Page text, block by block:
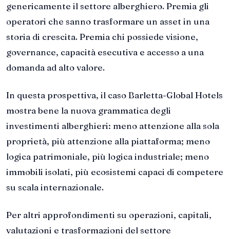
genericamente il settore alberghiero. Premia gli
operatori che sanno trasformare un asset in una
storia di crescita. Premia chi possiede visione,
governance, capacità esecutiva e accesso a una
domanda ad alto valore.
In questa prospettiva, il caso Barletta-Global Hotels
mostra bene la nuova grammatica degli
investimenti alberghieri: meno attenzione alla sola
proprietà, più attenzione alla piattaforma; meno
logica patrimoniale, più logica industriale; meno
immobili isolati, più ecosistemi capaci di competere
su scala internazionale.
Per altri approfondimenti su operazioni, capitali,
valutazioni e trasformazioni del settore